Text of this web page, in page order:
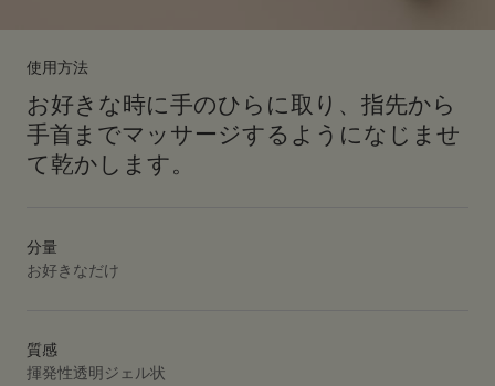
使用方法
お好きな時に手のひらに取り、指先から
手首までマッサージするようになじませ
て乾かします。
分量
お好きなだけ
質感
揮発性透明ジェル状